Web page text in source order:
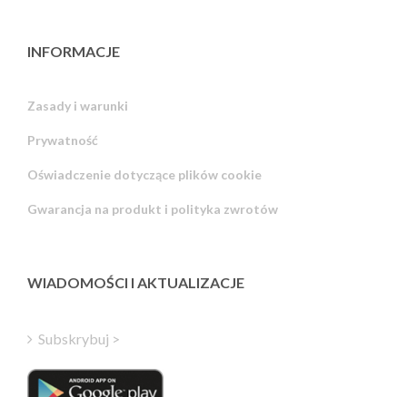
INFORMACJE
Zasady i warunki
Prywatność
Oświadczenie dotyczące plików cookie
Gwarancja na produkt i polityka zwrotów
WIADOMOŚCI I AKTUALIZACJE
Subskrybuj >